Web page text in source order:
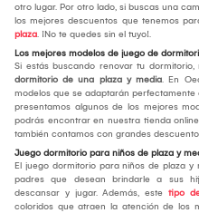
otro lugar. Por otro lado, si buscas una
los mejores descuentos que tenemos
plaza. ¡No te quedes sin el tuyo!.
Los mejores modelos de juego de
Si estás buscando renovar tu
dormitorio de una plaza y media. En
modelos que se adaptarán
presentamos algunos de los mejores
podrás encontrar en nuestra tienda
también contamos con grandes
Juego dormitorio para niños de plaza y
El juego dormitorio para niños de plaza
padres que desean brindarle a sus
descansar y jugar. Además, este tipo
coloridos que atraen la atención de los